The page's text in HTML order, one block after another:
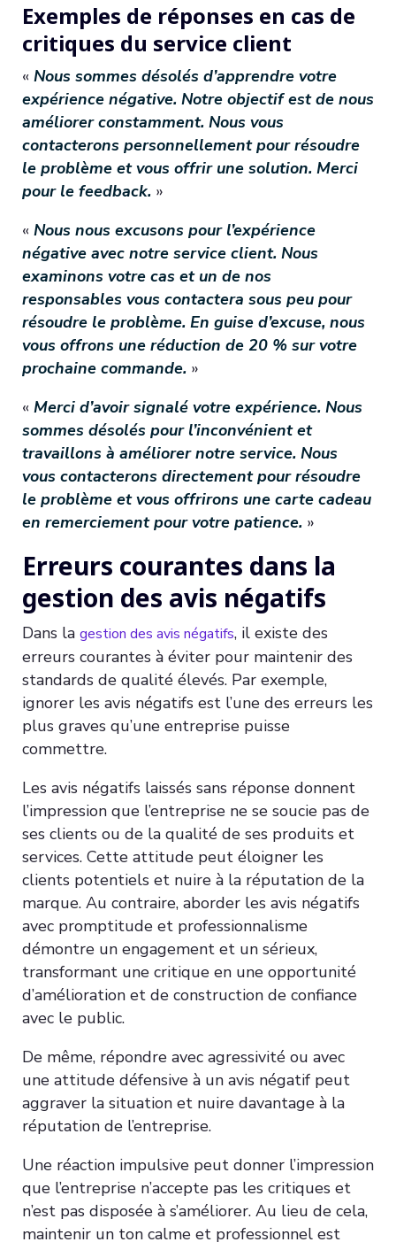
Exemples de réponses en cas de
critiques du service client
« Nous sommes désolés d’apprendre votre
expérience négative. Notre objectif est de nous
améliorer constamment. Nous vous
contacterons personnellement pour résoudre
le problème et vous offrir une solution. Merci
pour le feedback. »
« Nous nous excusons pour l’expérience
négative avec notre service client. Nous
examinons votre cas et un de nos
responsables vous contactera sous peu pour
résoudre le problème. En guise d’excuse, nous
vous offrons une réduction de 20 % sur votre
prochaine commande. »
« Merci d’avoir signalé votre expérience. Nous
sommes désolés pour l’inconvénient et
travaillons à améliorer notre service. Nous
vous contacterons directement pour résoudre
le problème et vous offrirons une carte cadeau
en remerciement pour votre patience. »
Erreurs courantes dans la
gestion des avis négatifs
Dans la gestion des avis négatifs, il existe des
erreurs courantes à éviter pour maintenir des
standards de qualité élevés. Par exemple,
ignorer les avis négatifs est l’une des erreurs les
plus graves qu’une entreprise puisse
commettre.
Les avis négatifs laissés sans réponse donnent
l’impression que l’entreprise ne se soucie pas de
ses clients ou de la qualité de ses produits et
services. Cette attitude peut éloigner les
clients potentiels et nuire à la réputation de la
marque. Au contraire, aborder les avis négatifs
avec promptitude et professionnalisme
démontre un engagement et un sérieux,
transformant une critique en une opportunité
d’amélioration et de construction de confiance
avec le public.
De même, répondre avec agressivité ou avec
une attitude défensive à un avis négatif peut
aggraver la situation et nuire davantage à la
réputation de l’entreprise.
Une réaction impulsive peut donner l’impression
que l’entreprise n’accepte pas les critiques et
n’est pas disposée à s’améliorer. Au lieu de cela,
maintenir un ton calme et professionnel est